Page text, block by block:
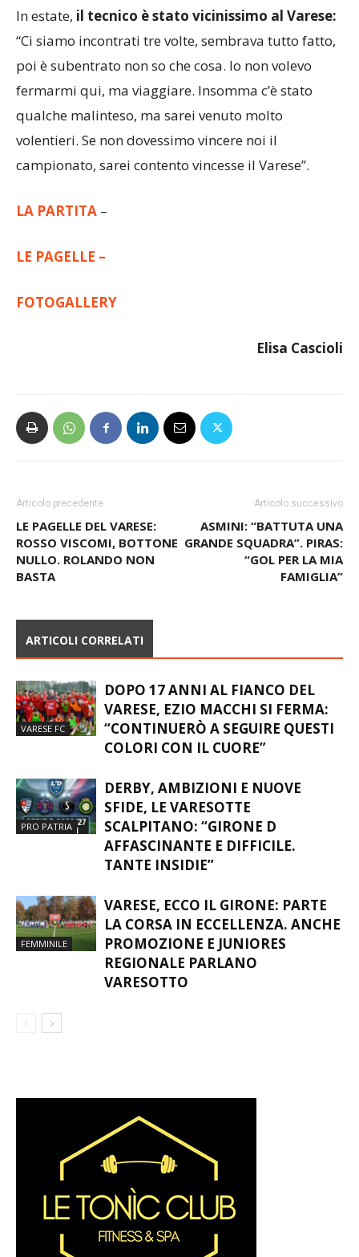
“Ci siamo incontrati tre volte, sembrava tutto fatto,
poi è subentrato non so che cosa. Io non volevo
fermarmi qui, ma viaggiare. Insomma c’è stato
qualche malinteso, ma sarei venuto molto
volentieri. Se non dovessimo vincere noi il
campionato, sarei contento vincesse il Varese”.
LE PAGELLE DEL VARESE:
ROSSO VISCOMI, BOTTONE
NULLO. ROLANDO NON
BASTA
ASMINI: “BATTUTA UNA
“GOL PER LA MIA
FAMIGLIA”
VARESE FC
DOPO 17 ANNI AL FIANCO DEL
“CONTINUERÒ A SEGUIRE QUESTI
COLORI CON IL CUORE”
PRO PATRIA
DERBY, AMBIZIONI E NUOVE
SCALPITANO: “GIRONE D
AFFASCINANTE E DIFFICILE.
TANTE INSIDIE”
FEMMINILE
VARESE, ECCO IL GIRONE: PARTE
PROMOZIONE E JUNIORES
REGIONALE PARLANO
VARESOTTO